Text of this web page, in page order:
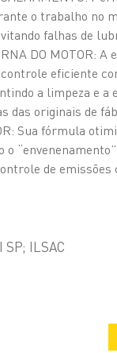
o trabalho no
falhas de
DO MOTOR: A
eficiente
a limpeza e a
das originais de
Sua fórmula
de
SP; ILSAC